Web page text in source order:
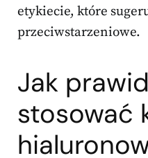
etykiecie, które
przeciwstarzeniowe.
Jak
stosować